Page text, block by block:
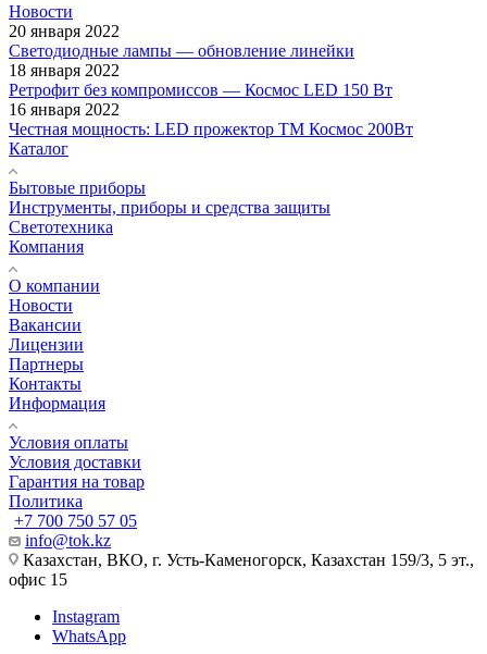
Новости
20 января 2022
Светодиодные лампы — обновление линейки
18 января 2022
Ретрофит без компромиссов — Космос LED 150 Вт
16 января 2022
Честная мощность: LED прожектор ТМ Космос 200Вт
Каталог
Бытовые приборы
Инструменты, приборы и средства защиты
Светотехника
Компания
О компании
Новости
Вакансии
Лицензии
Партнеры
Контакты
Информация
Условия оплаты
Условия доставки
Гарантия на товар
Политика
+7 700 750 57 05
info@tok.kz
Казахстан, ВКО, г. Усть-Каменогорск, Казахстан 159/3, 5 эт.,
офис 15
Instagram
WhatsApp